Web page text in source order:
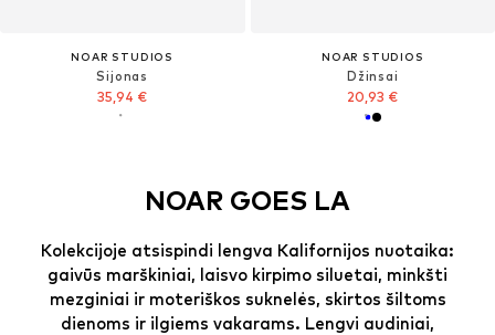
NOAR STUDIOS
Sijonas
35,94 €
NOAR STUDIOS
Džinsai
20,93 €
NOAR GOES LA
Kolekcijoje atsispindi lengva Kalifornijos nuotaika:
gaivūs marškiniai, laisvo kirpimo siluetai, minkšti
mezginiai ir moteriškos suknelės, skirtos šiltoms
dienoms ir ilgiems vakarams. Lengvi audiniai,